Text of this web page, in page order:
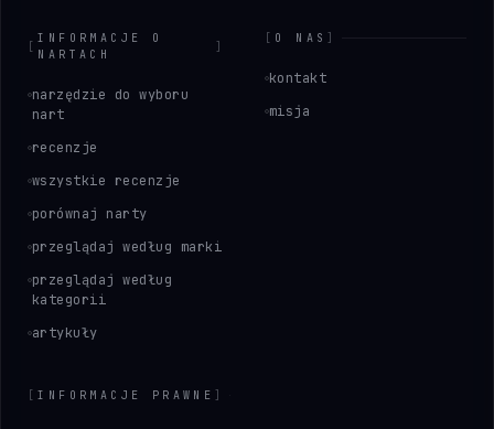
[
INFORMACJE O
NARTACH
]
narzędzie do wyboru
nart
recenzje
wszystkie recenzje
porównaj narty
przeglądaj według marki
przeglądaj według
kategorii
artykuły
[ O NAS ]
kontakt
misja
[INFORMACJE PRAWNE ]